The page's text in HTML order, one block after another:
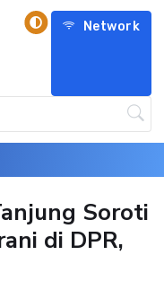
Network
Soroti
di DPR,